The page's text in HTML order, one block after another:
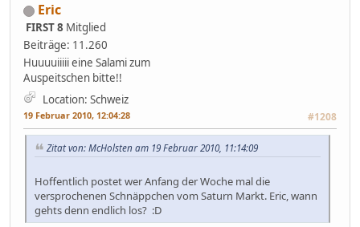
Eric
FIRST 8 Mitglied
Beiträge: 11.260
Huuuuiiiii eine Salami zum
Auspeitschen bitte!!
Location: Schweiz
19 Februar 2010, 12:04:28 #1208
Zitat von: McHolsten am 19 Februar 2010, 11:14:09
Hoffentlich postet wer Anfang der Woche mal die
versprochenen Schnäppchen vom Saturn Markt. Eric, wann
gehts denn endlich los? :D